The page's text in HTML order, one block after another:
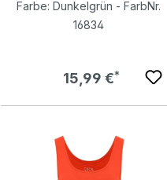
Farbe: Dunkelgrün - FarbNr.
16834
Regulärer Preis:
15,99 €